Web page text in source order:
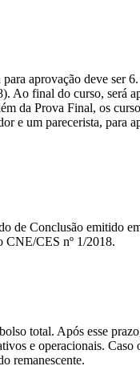
aprovação deve ser
Ao final do curso, será
da Prova Final, os
um parecerista, para
de Conclusão emitido
CNE/CES nº 1/2018.
total. Após esse
e operacionais. Caso
remanescente.